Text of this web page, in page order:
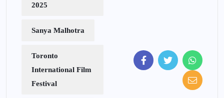
2025
Sanya Malhotra
Toronto
International Film
Festival